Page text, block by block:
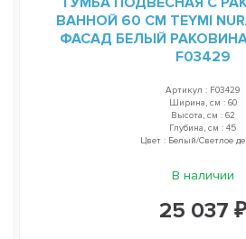
ВАННОЙ 60 СМ TEYMI
ФАСАД БЕЛЫЙ РАКОВИНА
F03429
Артикул : F03429
Ширина, см : 60
Высота, см : 62
Глубина, см : 45
Цвет : Белый/Светлое
В наличии
25 037 ₽